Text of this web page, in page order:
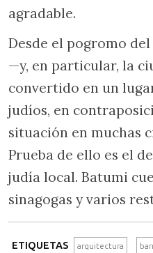
agradable.
Desde el pogromo
—y, en particular, la
convertido en un
judíos, en
situación en muchas
Prueba de ello es el
judía local. Batumi
sinagogas y varios
ETIQUETAS arquitectura